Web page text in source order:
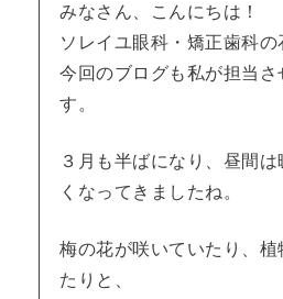
みなさん、こんにちは！
ソレイユ眼科・矯正歯科の
今回のブログも私が担当さ
す。
３月も半ばになり、昼間
くなってきましたね。
梅の花が咲いていたり、植
たりと、